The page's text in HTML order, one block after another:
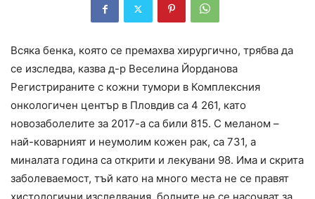
Всяка бенка, която се премахва хирургично, трябва да
се изследва, казва д-р Веселина Йорданова
Регистрираните с кожни тумори в Комплексния
онкологичен център в Пловдив са 4 261, като
новозаболелите за 2017-а са били 815. С меланом –
най-коварният и неумолим кожен рак, са 731, а
миналата година са открити и лекувани 98. Има и скрита
заболеваемост, тъй като на много места не се правят